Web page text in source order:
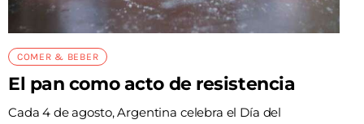
COMER & BEBER
El pan como acto de resistencia
Cada 4 de agosto, Argentina celebra el Día del